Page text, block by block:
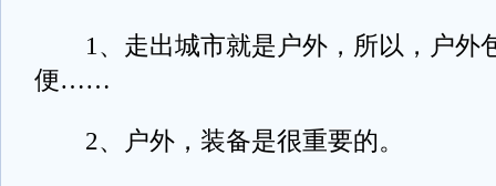
1、走出城市就是户外，所以，户外
便……
2、户外，装备是很重要的。